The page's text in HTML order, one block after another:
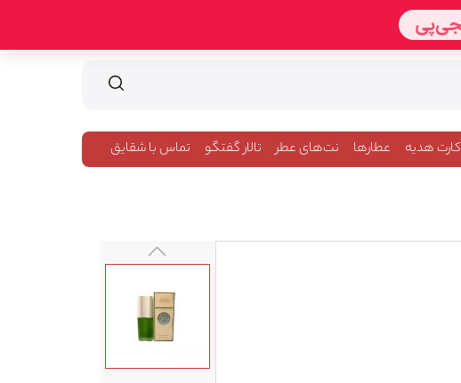
کارت هدیه عطارها نت‌های عطر تالار گفتگو تماس با شقایق